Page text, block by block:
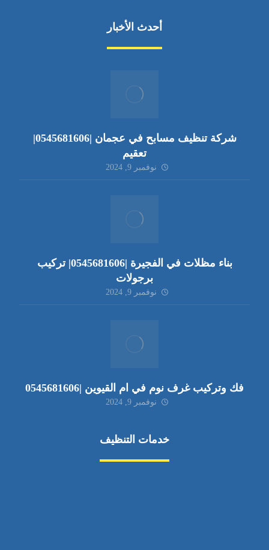
أحدث الأخبار
شركة تنظيف مسابح في عجمان |0545681606|
تعقيم
نوفمبر 9, 2024
بناء مظلات في الفجيرة |0545681606| تركيب
برجولات
نوفمبر 9, 2024
فك وتركيب غرف نوم في ام القيوين |0545681606
نوفمبر 9, 2024
خدمات التنظيف